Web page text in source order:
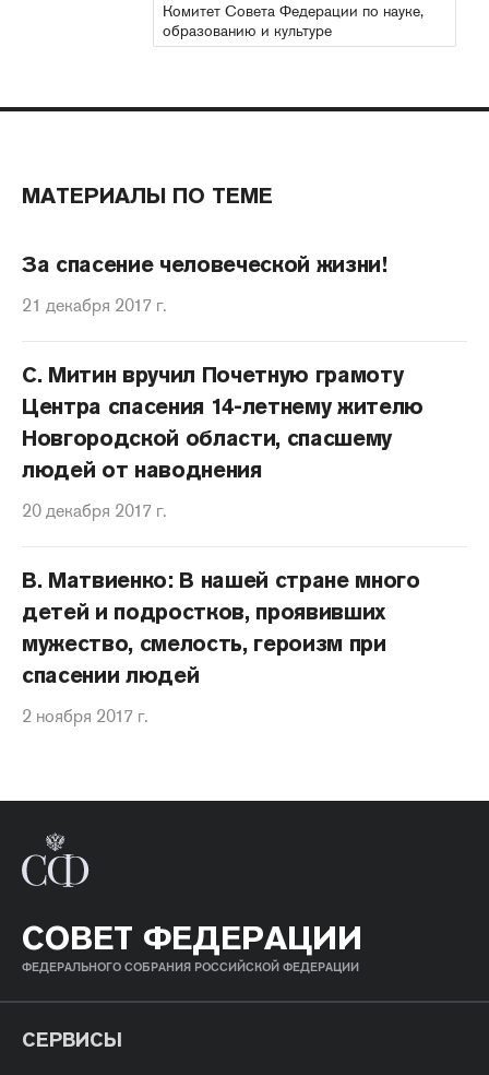
Комитет Совета Федерации по науке,
образованию и культуре
МАТЕРИАЛЫ ПО ТЕМЕ
За спасение человеческой жизни!
21 декабря 2017 г.
С. Митин вручил Почетную грамоту
Центра спасения 14-летнему жителю
Новгородской области, спасшему
людей от наводнения
20 декабря 2017 г.
В. Матвиенко: В нашей стране много
детей и подростков, проявивших
мужество, смелость, героизм при
спасении людей
2 ноября 2017 г.
СОВЕТ ФЕДЕРАЦИИ
ФЕДЕРАЛЬНОГО СОБРАНИЯ РОССИЙСКОЙ ФЕДЕРАЦИИ
СЕРВИСЫ